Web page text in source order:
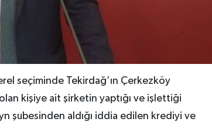
seçiminde Tekirdağ’ın Çerkezköy
kişiye ait şirketin yaptığı ve işlettiği
şubesinden aldığı iddia edilen krediyi ve